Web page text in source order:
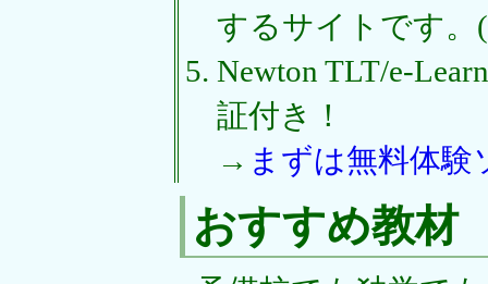
するサイトです。
Newton TLT/e-
証付き！
→ まずは無料体
おすすめ教材